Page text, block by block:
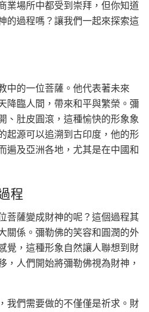
業場所中都受到崇拜，但你知道
的過程嗎？讓我們一起來探索這
中的一位菩薩。他代表著未來
降臨人間，帶來和平與繁榮。彌
、肚皮圓滾，這種愉快的形象象
起源可以追溯到古印度，他的形
遍及亞洲各地，尤其是在中國和
程
菩薩變成財神的呢？這個過程其
關係。彌勒佛的笑容和圓潤的外
覺，這種形象自然讓人聯想到財
，人們開始將彌勒佛視為財神，
我們需要做的不僅僅是祈求。財